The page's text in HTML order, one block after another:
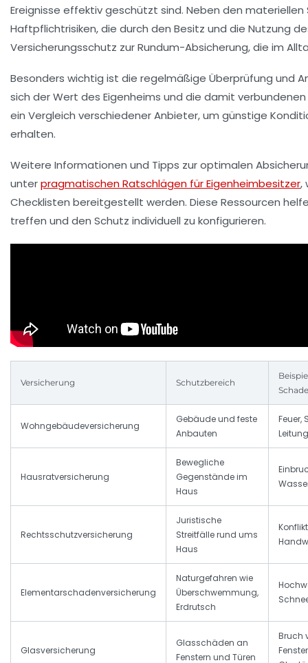
Ereignisse effektiv geschützt sind. Neben den
Haftpflichtrisiken, die durch den Besitz und die Nutzung
Versicherungsschutz zur Rundum-Absicherung, die im
Besonders wichtig ist die regelmäßige Überprüfung und
sich der Wert des Eigenheims und die damit
ein Vergleich verschiedener Anbieter, um günstige
erhalten.
Weitere Informationen und Tipps zur optimalen
unterpragmatischen Ratschlägen für Eigenheimbesitzer,
Checklisten bereitgestellt werden. Diese Ressourcen
treffen und den Schutz individuell zu konfigurieren.
Versicherung Schutzbereich
Wohngebäudeversicherung
Gebäude und feste
Anbauten
Feuer,
Hausratversicherung
Bewegliche
Gegenstände im
Haus
Rechtsschutzversicherung
Juristische
Streitfälle rund ums
Haus
Elementarschadenversicherung
Naturgefahren wie
Überschwemmung,
Erdrutsch
Glasversicherung
Glasschäden an
Fenstern und Türen
Bruch